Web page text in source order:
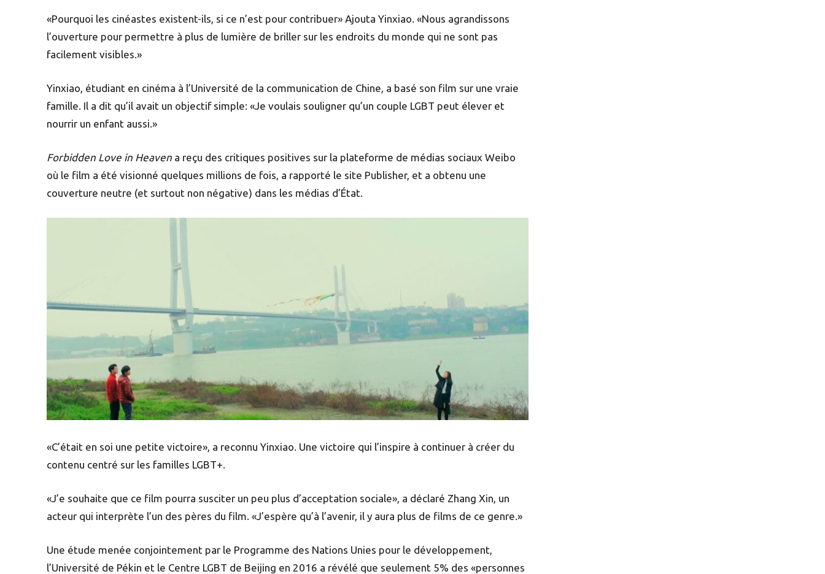
«Pourquoi les cinéastes existent-ils, si ce n’est pour contribuer» Ajouta Yinxiao. «Nous agrandissons
l’ouverture pour permettre à plus de lumière de briller sur les endroits du monde qui ne sont pas
facilement visibles.»
Yinxiao, étudiant en cinéma à l’Université de la communication de Chine, a basé son film sur une vraie
famille. Il a dit qu’il avait un objectif simple: «Je voulais souligner qu’un couple LGBT peut élever et
nourrir un enfant aussi.»
Forbidden Love in Heaven a reçu des critiques positives sur la plateforme de médias sociaux Weibo
où le film a été visionné quelques millions de fois, a rapporté le site Publisher, et a obtenu une
couverture neutre (et surtout non négative) dans les médias d’État.
«C’était en soi une petite victoire», a reconnu Yinxiao. Une victoire qui l’inspire à continuer à créer du
contenu centré sur les familles LGBT+.
«J’e souhaite que ce film pourra susciter un peu plus d’acceptation sociale», a déclaré Zhang Xin, un
acteur qui interprète l’un des pères du film. «J’espère qu’à l’avenir, il y aura plus de films de ce genre.»
Une étude menée conjointement par le Programme des Nations Unies pour le développement,
l’Université de Pékin et le Centre LGBT de Beijing en 2016 a révélé que seulement 5% des «personnes